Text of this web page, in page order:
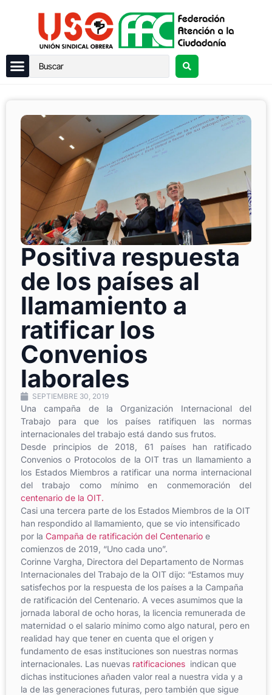
Positiva respuesta
de los países al
llamamiento a
ratificar los
Convenios
laborales
SEPTIEMBRE 30, 2019
Una campaña de la Organización Internacional del
Trabajo para que los países ratifiquen las normas
internacionales del trabajo está dando sus frutos.
Desde principios de 2018, 61 países han ratificado
Convenios o Protocolos de la OIT tras un llamamiento a
los Estados Miembros a ratificar una norma internacional
del trabajo como mínimo en conmemoración del
centenario de la OIT.
Casi una tercera parte de los Estados Miembros de la OIT
han respondido al llamamiento, que se vio intensificado
por la Campaña de ratificación del Centenario e
comienzos de 2019, “Uno cada uno”.
Corinne Vargha, Directora del Departamento de Normas
Internacionales del Trabajo de la OIT dijo: “Estamos muy
satisfechos por la respuesta de los países a la Campaña
de ratificación del Centenario. A veces asumimos que la
jornada laboral de ocho horas, la licencia remunerada de
maternidad o el salario mínimo como algo natural, pero en
realidad hay que tener en cuenta que el origen y
fundamento de esas instituciones son nuestras normas
internacionales. Las nuevas ratificaciones indican que
dichas instituciones añaden valor real a nuestra vida y a
la de las generaciones futuras, pero también que sigue